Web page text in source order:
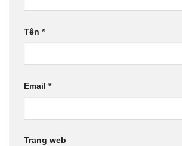
Tên *
Email *
Trang web